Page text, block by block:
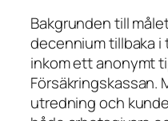
Bakgrunden till
decennium tillbaka i
inkom ett anonymt
Försäkringskassan.
utredning och